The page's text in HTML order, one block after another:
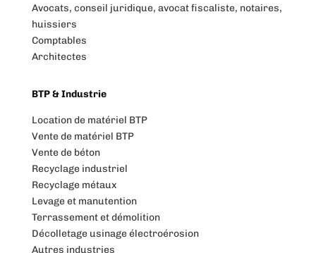
Avocats, conseil juridique, avocat fiscaliste, notaires,
huissiers
Comptables
Architectes
BTP & Industrie
Location de matériel BTP
Vente de matériel BTP
Vente de béton
Recyclage industriel
Recyclage métaux
Levage et manutention
Terrassement et démolition
Décolletage usinage électroérosion
Autres industries